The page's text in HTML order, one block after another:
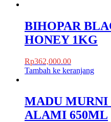
BIHOPAR
HONEY 1KG
Rp362,000.00
Tambah ke keranjang
MADU MURNI
ALAMI 650ML